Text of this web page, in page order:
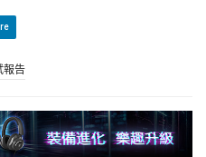
報告